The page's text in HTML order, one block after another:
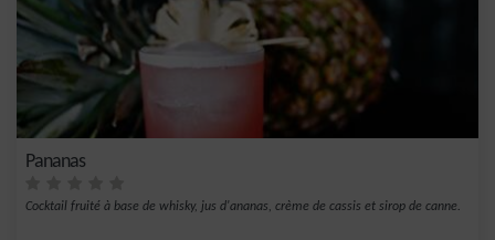
Pananas
Cocktail fruité à base de whisky, jus d'ananas, crème de cassis et sirop de canne.